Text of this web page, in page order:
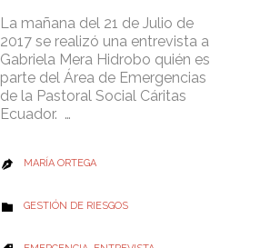
La mañana del 21 de Julio de
2017 se realizó una entrevista a
Gabriela Mera Hidrobo quién es
parte del Área de Emergencias
de la Pastoral Social Cáritas
Ecuador. …
 MARÍA ORTEGA
 CATEGORY
GESTIÓN DE RIESGOS